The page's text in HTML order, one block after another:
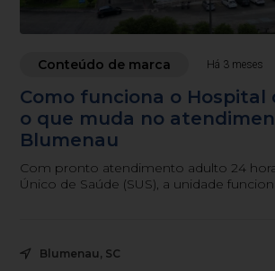
Conteúdo de marca Há 3 meses
Como funciona o Hospital
o que muda no
Blumenau
Com pronto atendimento adulto 24
Único de Saúde (SUS), a unidade
Blumenau, SC